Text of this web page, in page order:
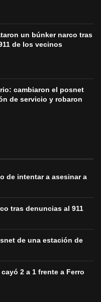
un búnker narco tras
de los vecinos
cambiaron el posnet
de servicio y robaron
de intentar a asesinar a
tras denuncias al 911
de una estación de
2 a 1 frente a Ferro